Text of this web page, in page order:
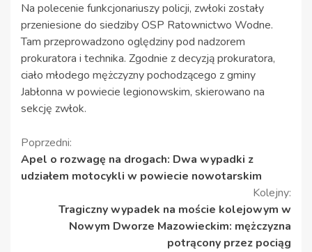
Na polecenie funkcjonariuszy policji, zwłoki zostały
przeniesione do siedziby OSP Ratownictwo Wodne.
Tam przeprowadzono oględziny pod nadzorem
prokuratora i technika. Zgodnie z decyzją prokuratora,
ciało młodego mężczyzny pochodzącego z gminy
Jabłonna w powiecie legionowskim, skierowano na
sekcję zwłok.
Kontynuuj
czytanie
Poprzedni:
Apel o rozwagę na drogach: Dwa wypadki z
udziałem motocykli w powiecie nowotarskim
Kolejny:
Tragiczny wypadek na moście kolejowym w
Nowym Dworze Mazowieckim: mężczyzna
potrącony przez pociąg